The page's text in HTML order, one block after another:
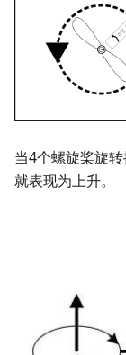
当4个螺旋桨旋
就表现为上升。